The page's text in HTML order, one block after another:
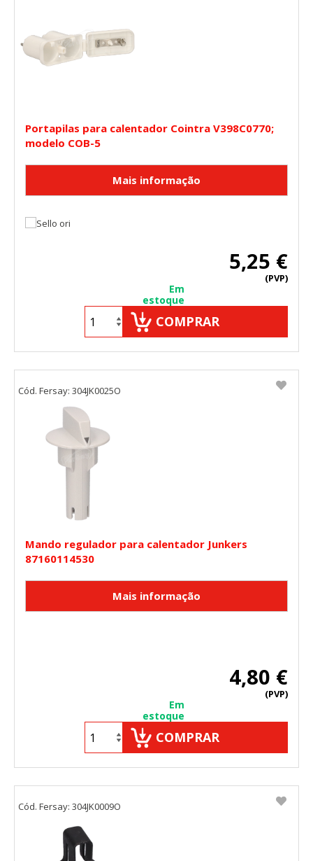
Portapilas para calentador Cointra V398C0770;
modelo COB-5
5,25 €
(PVP)
Em
estoque
COMPRAR
Mando regulador para calentador Junkers
87160114530
4,80 €
(PVP)
Em
estoque
COMPRAR
Cód. Fersay: 304JK0025O
Cód. Fersay: 304JK0009O